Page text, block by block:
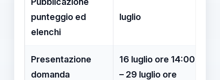
punteggio ed
elenchi
luglio
Presentazione
domanda
16 luglio ore 14:00
– 29 luglio ore